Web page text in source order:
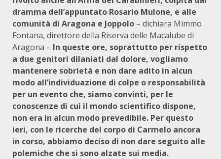
dramma dell’appuntato Rosario Mulone, e alle
comunità di Aragona e Joppolo – dichiara Mimmo
Fontana, direttore della Riserva delle Macalube di
Aragona -. In queste ore, soprattutto per rispetto
a due genitori dilaniati dal dolore, vogliamo
mantenere sobrietà e non dare adito in alcun
modo all’individuazione di colpe o responsabilità
per un evento che, siamo convinti, per le
conoscenze di cui il mondo scientifico dispone,
non era in alcun modo prevedibile. Per questo
ieri, con le ricerche del corpo di Carmelo ancora
in corso, abbiamo deciso di non dare seguito alle
polemiche che si sono alzate sui media.